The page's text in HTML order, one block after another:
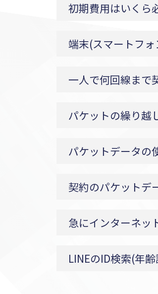
初期費用はいくら
端末(スマートフ
一人で何回線まで
パケットの繰り越
パケットデータの
契約のパケットデ
急にインターネッ
LINEのID検索(年